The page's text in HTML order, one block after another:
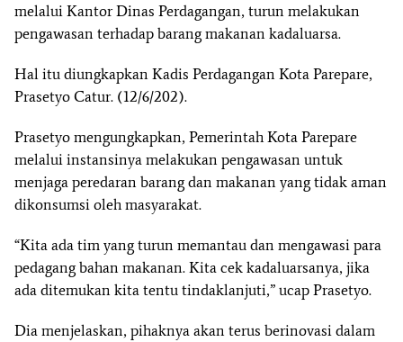
melalui Kantor Dinas Perdagangan, turun melakukan
pengawasan terhadap barang makanan kadaluarsa.
Hal itu diungkapkan Kadis Perdagangan Kota Parepare,
Prasetyo Catur. (12/6/202).
Prasetyo mengungkapkan, Pemerintah Kota Parepare
melalui instansinya melakukan pengawasan untuk
menjaga peredaran barang dan makanan yang tidak aman
dikonsumsi oleh masyarakat.
“Kita ada tim yang turun memantau dan mengawasi para
pedagang bahan makanan. Kita cek kadaluarsanya, jika
ada ditemukan kita tentu tindaklanjuti,” ucap Prasetyo.
Dia menjelaskan, pihaknya akan terus berinovasi dalam